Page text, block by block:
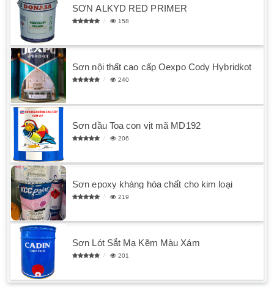
SƠN ALKYD RED PRIMER
158
Sơn nội thất cao cấp Oexpo Cody Hybridkot
240
Sơn dầu Toa con vịt mã MD192
206
Sơn epoxy kháng hóa chất cho kim loại
219
Sơn Lót Sắt Mạ Kẽm Màu Xám
201